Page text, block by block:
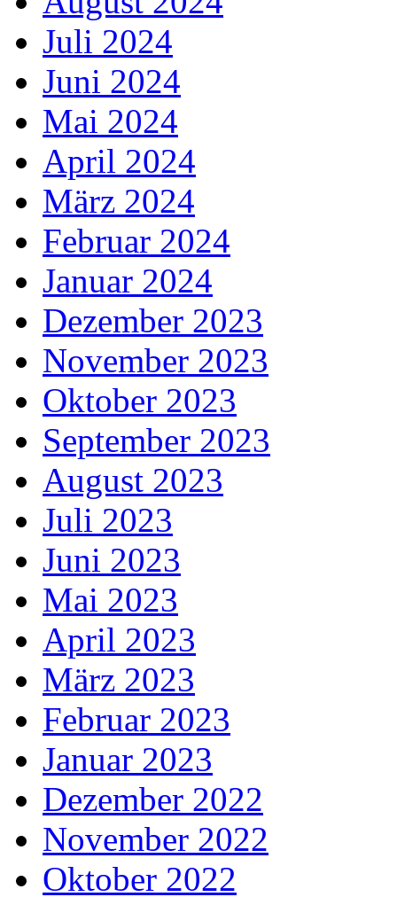
Juli 2024
Juni 2024
Mai 2024
April 2024
März 2024
Februar 2024
Januar 2024
Dezember 2023
November 2023
Oktober 2023
September 2023
August 2023
Juli 2023
Juni 2023
Mai 2023
April 2023
März 2023
Februar 2023
Januar 2023
Dezember 2022
November 2022
Oktober 2022